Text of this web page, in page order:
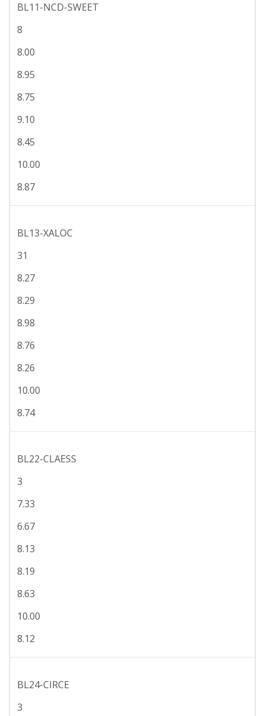
BL11-NCD-SWEET
8
8.00
8.95
8.75
9.10
8.45
10.00
8.87
BL13-XALOC
31
8.27
8.29
8.98
8.76
8.26
10.00
8.74
BL22-CLAESS
3
7.33
6.67
8.13
8.19
8.63
10.00
8.12
BL24-CIRCE
3